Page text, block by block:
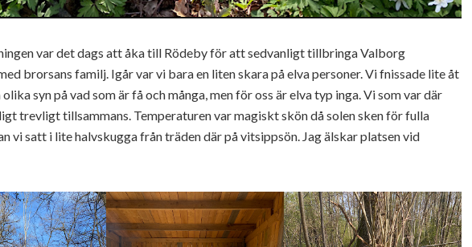
var det dags att åka till Rödeby för att sedvanligt tillbringa Valborg
brorsans familj. Igår var vi bara en liten skara på elva personer. Vi fnissade lite åt
syn på vad som är få och många, men för oss är elva typ inga. Vi som var där
trevligt tillsammans. Temperaturen var magiskt skön då solen sken för fulla
vi satt i lite halvskugga från träden där på vitsippsön. Jag älskar platsen vid